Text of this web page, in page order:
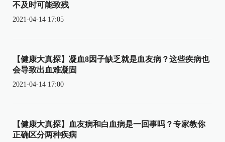
不及时可能致残
2021-04-14 17:05
【健康大真探】凝血8因子缺乏就是血友病？这些疾病也
会导致出血难凝固
2021-04-14 17:00
【健康大真探】血友病和白血病是一回事吗？专家教你
正确区分两种疾病